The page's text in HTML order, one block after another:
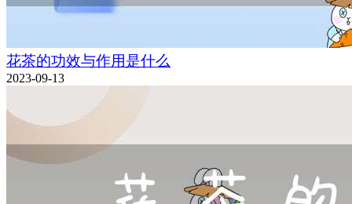
花茶的功效与作用是什么
2023-09-13